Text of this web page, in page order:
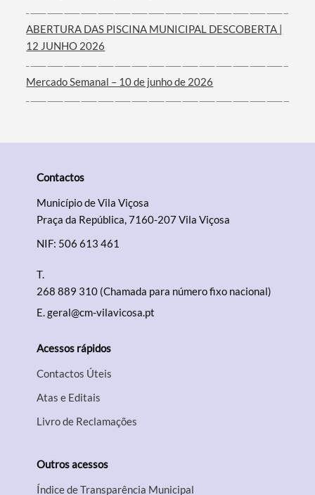
Filtros
ABERTURA DAS PISCINA MUNICIPAL DESCOBERTA |
12 JUNHO 2026
Mercado Semanal – 10 de junho de 2026
Contactos
Município de Vila Viçosa
Praça da República, 7160-207 Vila Viçosa
NIF: 506 613 461
T.
268 889 310 (Chamada para número fixo nacional)
E.geral@cm-vilavicosa.pt
Acessos rápidos
Contactos Úteis
Atas e Editais
Livro de Reclamações
Outros acessos
Índice de Transparência Municipal